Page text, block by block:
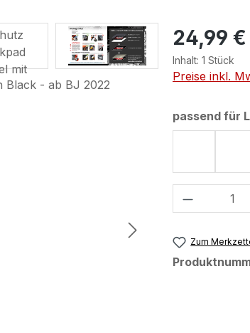
24,99 €
Inhalt: 1 Stück
Preise inkl.
passend für
Produkt
Zum